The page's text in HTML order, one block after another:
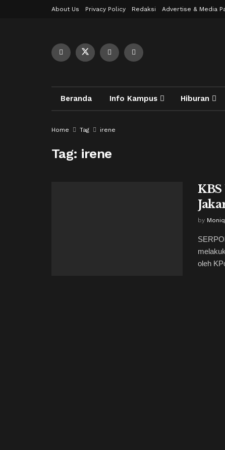
About Us Privacy Policy Redaksi Advertise & Media
Beranda Info Kampus Hiburan
Home Tag irene
Tag: irene
by
oleh